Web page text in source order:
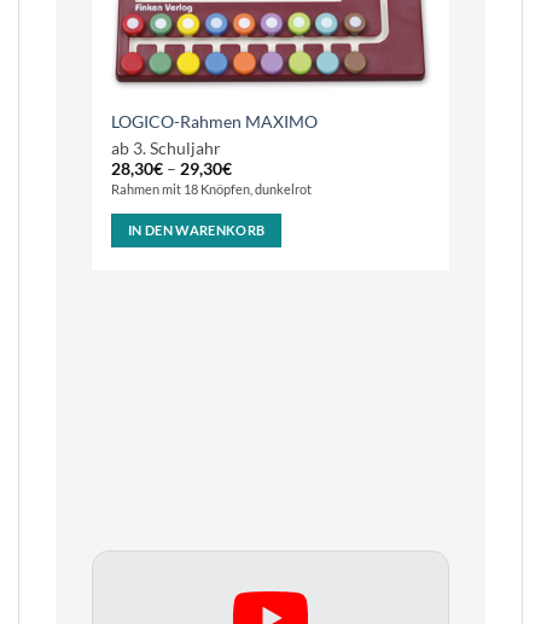
LOGICO-Rahmen MAXIMO
ab 3. Schuljahr
28,30€ – 29,30€
Rahmen mit 18 Knöpfen, dunkelrot
IN DEN WARENKORB